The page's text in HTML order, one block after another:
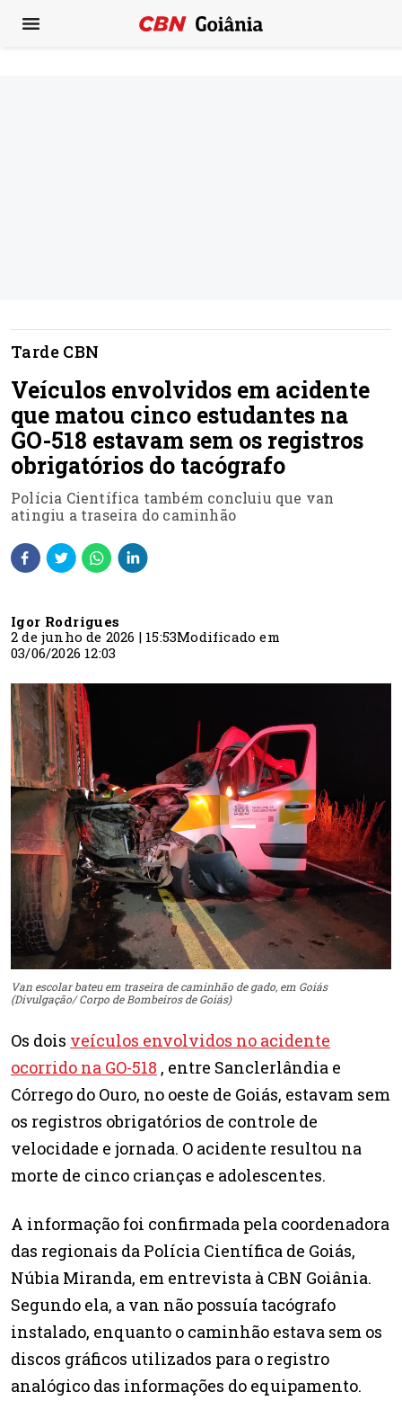
Tarde CBN
Veículos envolvidos em acidente
que matou cinco estudantes na
GO-518 estavam sem os registros
obrigatórios do tacógrafo
Polícia Científica também concluiu que van
atingiu a traseira do caminhão
Igor Rodrigues
2 de junho de 2026 | 15:53Modificado em
03/06/2026 12:03
Van escolar bateu em traseira de caminhão de gado, em Goiás
(Divulgação/ Corpo de Bombeiros de Goiás)
Os dois veículos envolvidos no acidente
ocorrido na GO-518 , entre Sanclerlândia e
Córrego do Ouro, no oeste de Goiás, estavam sem
os registros obrigatórios de controle de
velocidade e jornada. O acidente resultou na
morte de cinco crianças e adolescentes.
A informação foi confirmada pela coordenadora
das regionais da Polícia Científica de Goiás,
Núbia Miranda, em entrevista à CBN Goiânia.
Segundo ela, a van não possuía tacógrafo
instalado, enquanto o caminhão estava sem os
discos gráficos utilizados para o registro
analógico das informações do equipamento.